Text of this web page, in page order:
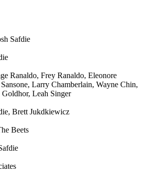
Safdie
Ranaldo, Frey Ranaldo, Eleonore
Larry Chamberlain, Wayne Chin,
Leah Singer
Brett Jukdkiewicz
Beets